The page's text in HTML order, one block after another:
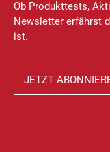
Ob Produkttests,
Newsletter erfährst
ist.
JETZT